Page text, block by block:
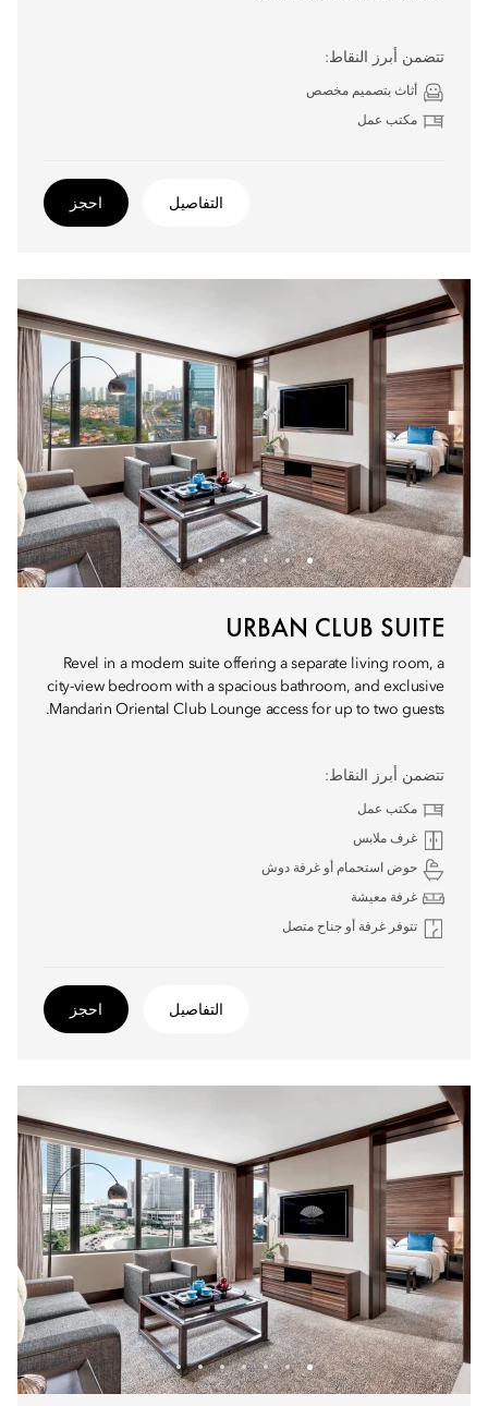
تتضمن أبرز النقاط:
أثاث بتصميم مخصص
مكتب عمل
التفاصيل احجز
URBAN CLUB SUITE
Revel in a modern suite offering a separate living room, a
city-view bedroom with a spacious bathroom, and exclusive
Mandarin Oriental Club Lounge access for up to two guests.
تتضمن أبرز النقاط:
مكتب عمل
غرف ملابس
حوض استحمام أو غرفة دوش
غرفة معيشة
تتوفر غرفة أو جناح متصل
التفاصيل احجز